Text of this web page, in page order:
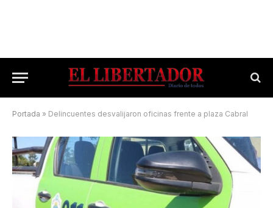
Portada » Delincuentes desvalijaron oficinas frente a plaza Cabral